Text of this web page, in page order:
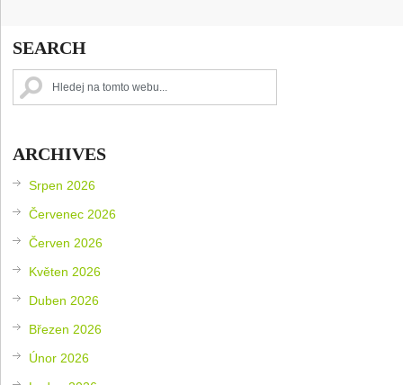
SEARCH
ARCHIVES
Srpen 2026
Červenec 2026
Červen 2026
Květen 2026
Duben 2026
Březen 2026
Únor 2026